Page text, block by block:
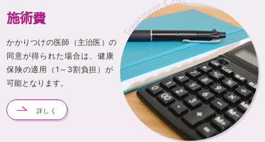
施術費
かかりつけの医師（主治医）の
同意が得られた場合は、健康
保険の適用（1～3割負担）が
可能となります。
詳しく